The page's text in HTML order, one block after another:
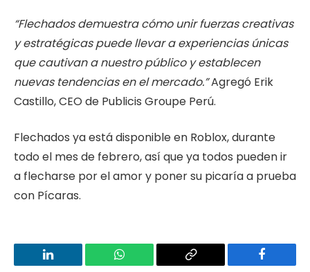
“Flechados demuestra cómo unir fuerzas creativas
y estratégicas puede llevar a experiencias únicas
que cautivan a nuestro público y establecen
nuevas tendencias en el mercado.”Agregó Erik
Castillo, CEO de Publicis Groupe Perú.
Flechados ya está disponible en Roblox, durante
todo el mes de febrero, así que ya todos pueden ir
a flecharse por el amor y poner su picaría a prueba
con Pícaras.
LinkedIn WhatsApp
Copy
Facebook